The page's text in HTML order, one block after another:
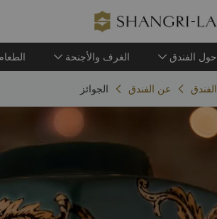
حول الفندق الغرف والأجنحة
الفندق عن الفندق الجوائز